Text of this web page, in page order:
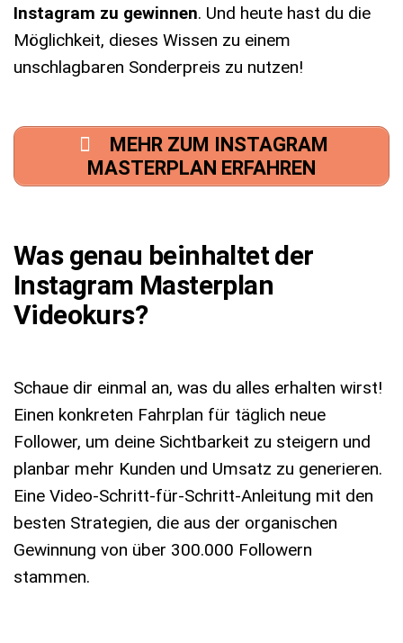
Instagram zu gewinnen. Und heute hast du die
Möglichkeit, dieses Wissen zu einem
unschlagbaren Sonderpreis zu nutzen!
MEHR ZUM INSTAGRAM
MASTERPLAN ERFAHREN
Was genau beinhaltet der
Instagram Masterplan
Videokurs?
Schaue dir einmal an, was du alles erhalten wirst!
Einen konkreten Fahrplan für täglich neue
Follower, um deine Sichtbarkeit zu steigern und
planbar mehr Kunden und Umsatz zu generieren.
Eine Video-Schritt-für-Schritt-Anleitung mit den
besten Strategien, die aus der organischen
Gewinnung von über 300.000 Followern
stammen.